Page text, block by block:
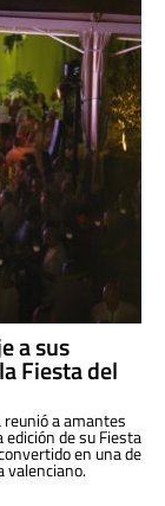
a sus
Fiesta del
reunió a amantes
de su Fiesta
en una de
valenciano.